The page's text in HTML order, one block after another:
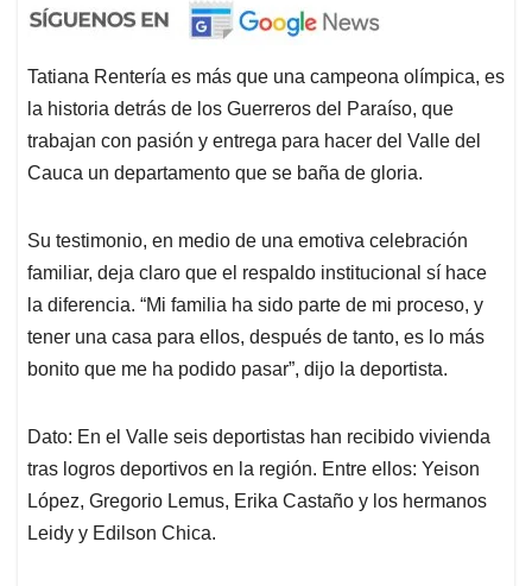
Tatiana Rentería es más que una campeona olímpica, es
la historia detrás de los Guerreros del Paraíso, que
trabajan con pasión y entrega para hacer del Valle del
Cauca un departamento que se baña de gloria.
Su testimonio, en medio de una emotiva celebración
familiar, deja claro que el respaldo institucional sí hace
la diferencia. “Mi familia ha sido parte de mi proceso, y
tener una casa para ellos, después de tanto, es lo más
bonito que me ha podido pasar”, dijo la deportista.
Dato: En el Valle seis deportistas han recibido vivienda
tras logros deportivos en la región. Entre ellos: Yeison
López, Gregorio Lemus, Erika Castaño y los hermanos
Leidy y Edilson Chica.